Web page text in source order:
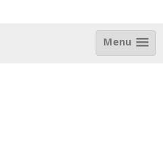
Menu